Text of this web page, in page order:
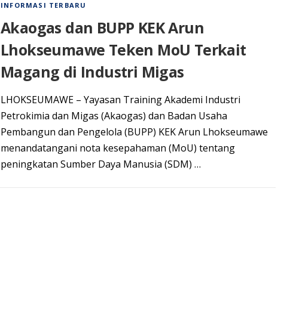
INFORMASI TERBARU
Akaogas dan BUPP KEK Arun
Lhokseumawe Teken MoU Terkait
Magang di Industri Migas
LHOKSEUMAWE – Yayasan Training Akademi Industri
Petrokimia dan Migas (Akaogas) dan Badan Usaha
Pembangun dan Pengelola (BUPP) KEK Arun Lhokseumawe
menandatangani nota kesepahaman (MoU) tentang
peningkatan Sumber Daya Manusia (SDM) …